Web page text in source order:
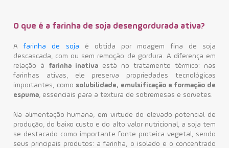
O que é a farinha de soja desengordurada ativa?
Afarinha de soja é obtida por moagem fina de soja
descascada, com ou sem remoção de gordura. A diferença em
relação à farinha inativa está no tratamento térmico: nas
farinhas ativas, ele preserva propriedades tecnológicas
importantes, como solubilidade, emulsificação e formação de
espuma, essenciais para a textura de sobremesas e sorvetes.
Na alimentação humana, em virtude do elevado potencial de
produção, do baixo custo e do alto valor nutricional, a soja tem
se destacado como importante fonte proteica vegetal, sendo
seus principais produtos: a farinha, o isolado e o concentrado